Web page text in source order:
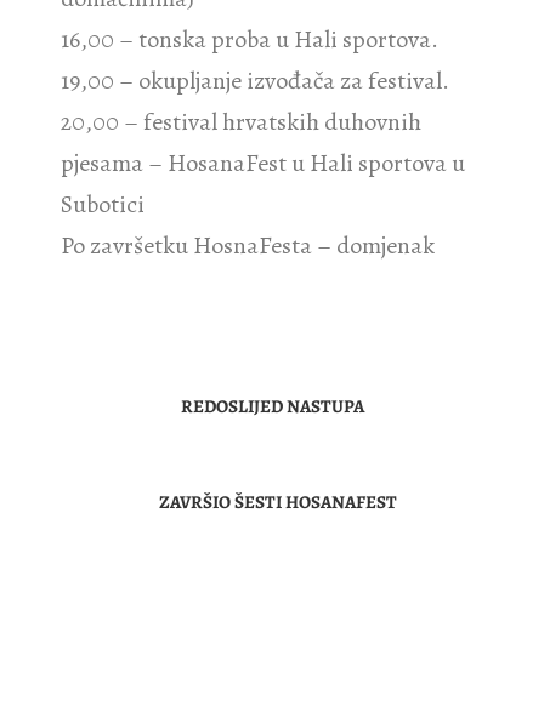
16,00 – tonska proba u Hali sportova.
19,00 – okupljanje izvođača za festival.
20,00 – festival hrvatskih duhovnih
pjesama – HosanaFest u Hali sportova u
Subotici
Po završetku HosnaFesta – domjenak
REDOSLIJED NASTUPA
ZAVRŠIO ŠESTI HOSANAFEST